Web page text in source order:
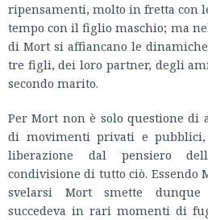
ripensamenti, molto in fretta con
tempo con il figlio maschio; ma
di Mort si affiancano le
tre figli, dei loro partner, degli
secondo marito.
Per Mort non è solo questione
di movimenti privati e
liberazione dal pensiero
condivisione di tutto ciò. Essendo
svelarsi Mort smette
succedeva in rari momenti di